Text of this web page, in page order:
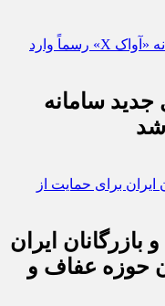
سامانه
ایران
حوزه عفاف و